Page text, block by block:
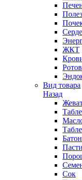
ЖКТ
Вид товара
Назад
Сок